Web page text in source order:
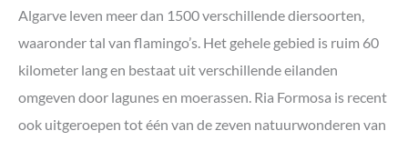
Algarve leven meer dan 1500 verschillende diersoorten,
waaronder tal van flamingo’s. Het gehele gebied is ruim 60
kilometer lang en bestaat uit verschillende eilanden
omgeven door lagunes en moerassen. Ria Formosa is recent
ook uitgeroepen tot één van de zeven natuurwonderen van